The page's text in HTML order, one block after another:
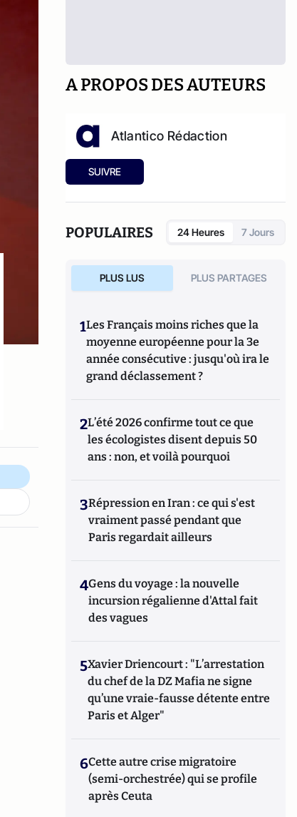
A PROPOS DES AUTEURS
Atlantico Rédaction
SUIVRE
POPULAIRES 24 Heures 7 Jours
PLUS LUS PLUS PARTAGES
1Les Français moins riches que la
moyenne européenne pour la 3e
année consécutive : jusqu'où ira le
grand déclassement ?
2L’été 2026 confirme tout ce que
les écologistes disent depuis 50
ans : non, et voilà pourquoi
3Répression en Iran : ce qui s'est
vraiment passé pendant que
Paris regardait ailleurs
4Gens du voyage : la nouvelle
incursion régalienne d'Attal fait
des vagues
5Xavier Driencourt : "L’arrestation
du chef de la DZ Mafia ne signe
qu’une vraie-fausse détente entre
Paris et Alger"
6Cette autre crise migratoire
(semi-orchestrée) qui se profile
après Ceuta